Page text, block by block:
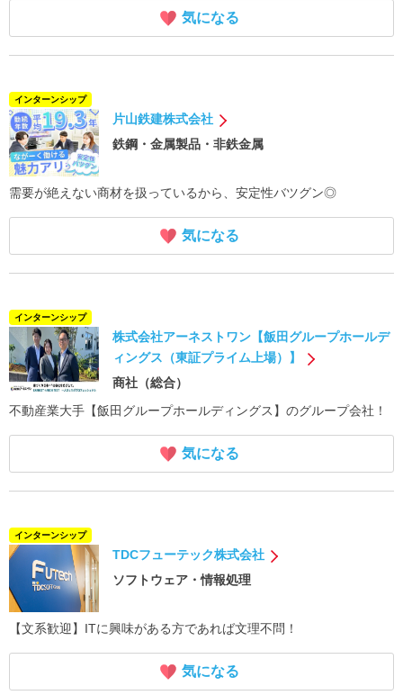
気になる
インターンシップ
片山鉄建株式会社
鉄鋼・金属製品・非鉄金属
需要が絶えない商材を扱っているから、安定性バツグン◎
気になる
インターンシップ
株式会社アーネストワン【飯田グループホールデ
ィングス（東証プライム上場）】
商社（総合）
不動産業大手【飯田グループホールディングス】のグループ会社！
気になる
インターンシップ
TDCフューテック株式会社
ソフトウェア・情報処理
【文系歓迎】ITに興味がある方であれば文理不問！
気になる